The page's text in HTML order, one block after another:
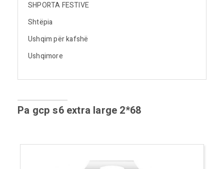
SHPORTA FESTIVE
Shtëpia
Ushqim për kafshë
Ushqimore
Pa gcp s6 extra large 2*68